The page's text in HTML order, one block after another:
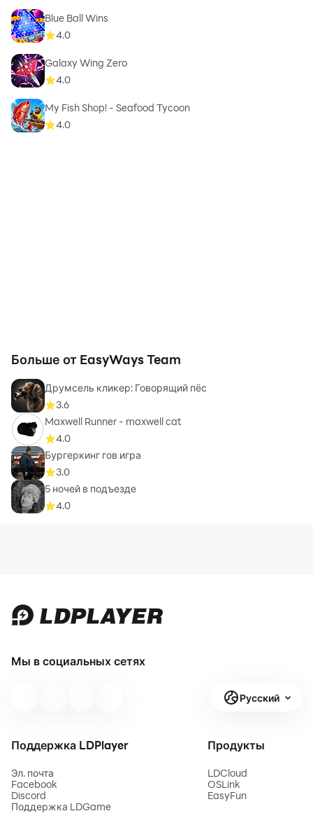
Blue Ball Wins
4.0
Galaxy Wing Zero
4.0
My Fish Shop! - Seafood Tycoon
4.0
Больше от EasyWays Team
Друмсель кликер: Говорящий пёс
3.6
Maxwell Runner - maxwell cat
4.0
Бургеркинг гов игра
3.0
5 ночей в подъезде
4.0
Мы в социальных сетях
Русский
Поддержка LDPlayer
Эл. почта
Facebook
Discord
Поддержка LDGame
Продукты
LDCloud
OSLink
EasyFun